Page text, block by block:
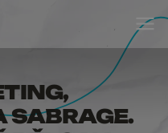
SABRAGE.